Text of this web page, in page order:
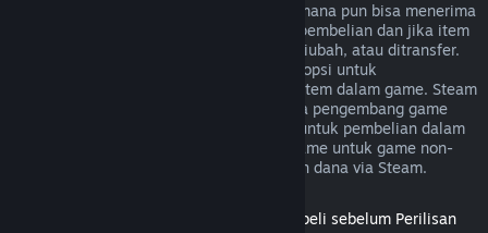
Pembelian dalam game dari game Valve mana pun bisa menerima
pengembalian dana dalam 48 jam sejak pembelian dan jika item
dalam game tersebut belum digunakan, diubah, atau ditransfer.
Pengembang pihak ketiga akan memiliki opsi untuk
mengaktifkan pengembalian dana untuk item dalam game. Steam
akan memberitahumu saat pembelian jika pengembang game
menonaktifkan opsi pengembalian dana untuk pembelian dalam
game. Secara umum, pembelian dalam game untuk game non-
Valve tidak bisa melakukan pengembalian dana via Steam.
Pengembalian Dana untuk Game yang Dibeli sebelum Perilisan